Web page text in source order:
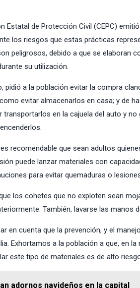
Estatal de Protección Civil (CEPC)
los riesgos que estas prácticas
peligrosos, debido a que se elaboran
su utilización.
pidió a la población evitar la compra
evitar almacenarlos en casa; y de
transportarlos en la cajuela del auto y
recomendable que sean adultos
puede lanzar materiales con
para evitar quemaduras o
los cohetes que no exploten sean
También, lavarse las manos
en cuenta que la prevención, y el
Exhortamos a la población a que, en
este tipo de materiales es de alto
adornos navideños en la capital